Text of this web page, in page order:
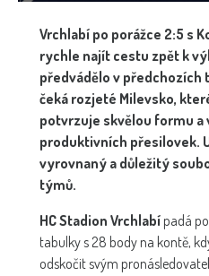
Vrchlabí po porážce 2:5 s
rychle najít cestu zpět k
předvádělo v předchozích
čeká rozjeté Milevsko,
potvrzuje skvělou formu a
produktivních přesilovek.
vyrovnaný a důležitý
týmů.
HC Stadion Vrchlabí padá
tabulky s 28 body na kontě,
odskočit svým